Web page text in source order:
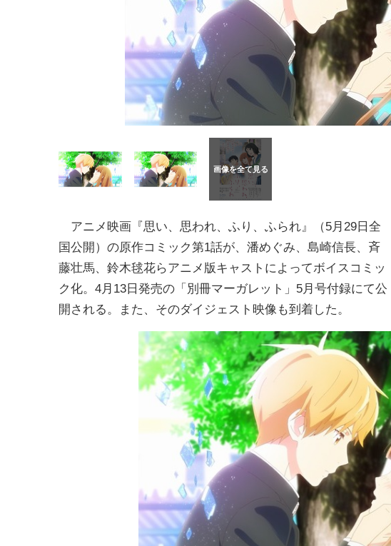
アニメ映画『思い、思われ、ふり、ふられ』（5月29日全
国公開）の原作コミック第1話が、潘めぐみ、島崎信長、斉
藤壮馬、鈴木毬花らアニメ版キャストによってボイスコミッ
ク化。4月13日発売の「別冊マーガレット」5月号付録にて公
開される。また、そのダイジェスト映像も到着した。